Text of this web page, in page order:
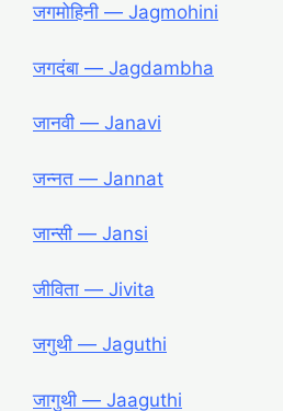
जगमोहिनी ― Jagmohini
जगदंबा ― Jagdambha
जानवी ― Janavi
जन्नत ― Jannat
जान्सी ― Jansi
जीविता ― Jivita
जगुथी ― Jaguthi
जागुथी ― Jaaguthi